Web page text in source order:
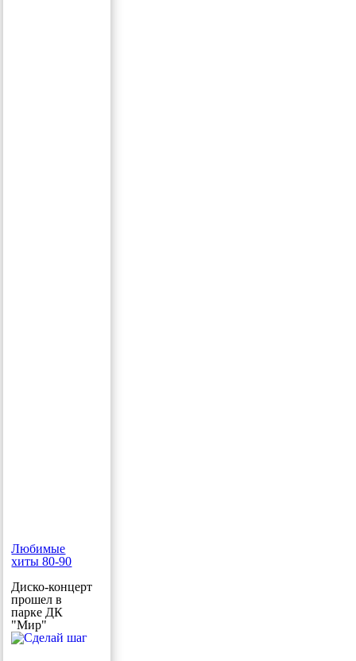
Любимые
хиты 80-90
Диско-концерт
прошел в
парке ДК
"Мир"